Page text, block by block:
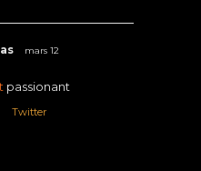
mars 12
passionant
Twitter